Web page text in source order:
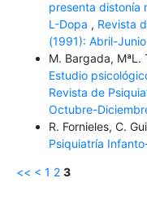
presenta distonía
L-Dopa , Revista
(1991): Abril-Junio
M. Bargada, MªL.
Estudio
Revista de
Octubre-
R. Fornieles, C.
Psiquiatría
<< < 1 2 3